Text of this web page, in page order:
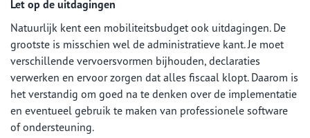
Let op de uitdagingen
Natuurlijk kent een mobiliteitsbudget ook uitdagingen. De
grootste is misschien wel de administratieve kant. Je moet
verschillende vervoersvormen bijhouden, declaraties
verwerken en ervoor zorgen dat alles fiscaal klopt. Daarom is
het verstandig om goed na te denken over de implementatie
en eventueel gebruik te maken van professionele software
of ondersteuning.